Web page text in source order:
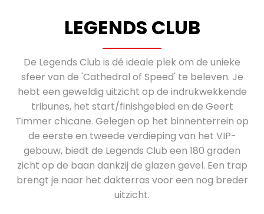
LEGENDS CLUB
De Legends Club is dé ideale plek om de unieke
sfeer van de 'Cathedral of Speed' te beleven. Je
hebt een geweldig uitzicht op de indrukwekkende
tribunes, het start/finishgebied en de Geert
Timmer chicane. Gelegen op het binnenterrein op
de eerste en tweede verdieping van het VIP-
gebouw, biedt de Legends Club een 180 graden
zicht op de baan dankzij de glazen gevel. Een trap
brengt je naar het dakterras voor een nog breder
uitzicht.